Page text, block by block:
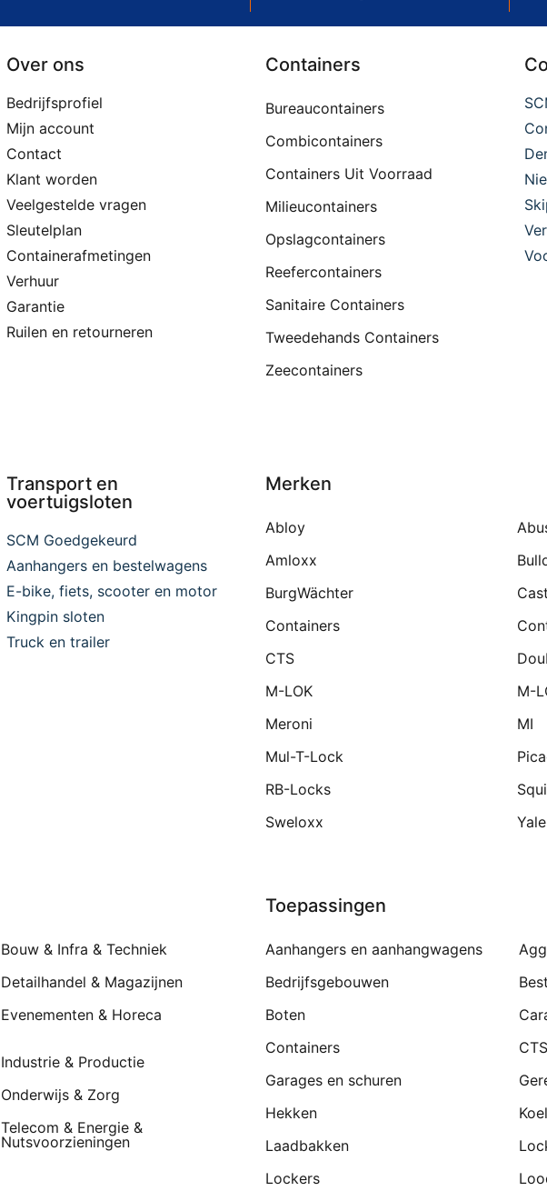
Over ons
Bedrijfsprofiel
Mijn account
Contact
Klant worden
Veelgestelde vragen
Sleutelplan
Containerafmetingen
Verhuur
Garantie
Ruilen en retourneren
Containers
Bureaucontainers
Combicontainers
Containers Uit Voorraad
Milieucontainers
Opslagcontainers
Reefercontainers
Sanitaire Containers
Tweedehands Containers
Zeecontainers
Transport en
voertuigsloten
SCM Goedgekeurd
Aanhangers en bestelwagens
E-bike, fiets, scooter en motor
Kingpin sloten
Truck en trailer
Merken
Abloy
Amloxx
BurgWächter
Containers
CTS
M-LOK
M-
Meroni
MI
Mul-T-Lock
RB-Locks
Sweloxx
Yale
Bouw & Infra & Techniek
Detailhandel & Magazijnen
Evenementen & Horeca
Industrie & Productie
Onderwijs & Zorg
Telecom & Energie &
Nutsvoorzieningen
Toepassingen
Aanhangers en aanhangwagens
Bedrijfsgebouwen
Boten
Containers
Garages en schuren
Hekken
Laadbakken
Lockers